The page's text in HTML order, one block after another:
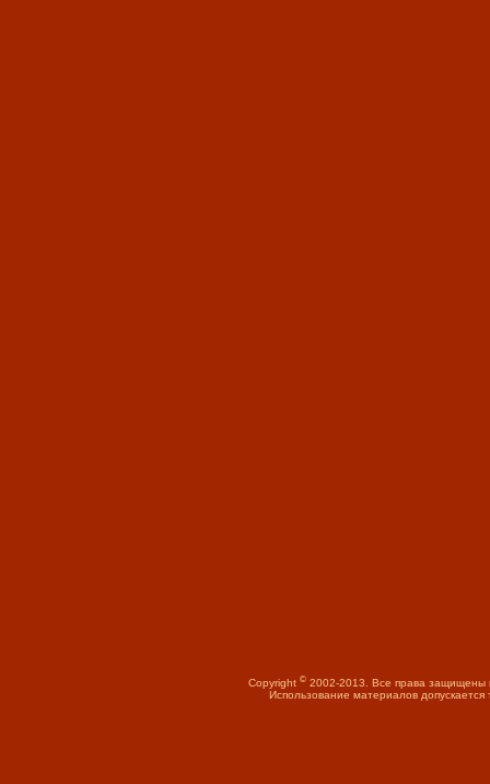
Copyright ©2002-2013. Все права защищены
Использование материалов допускается